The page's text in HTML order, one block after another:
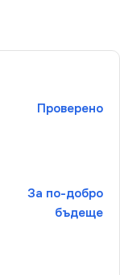
Проверено
За по-добро
бъдеще